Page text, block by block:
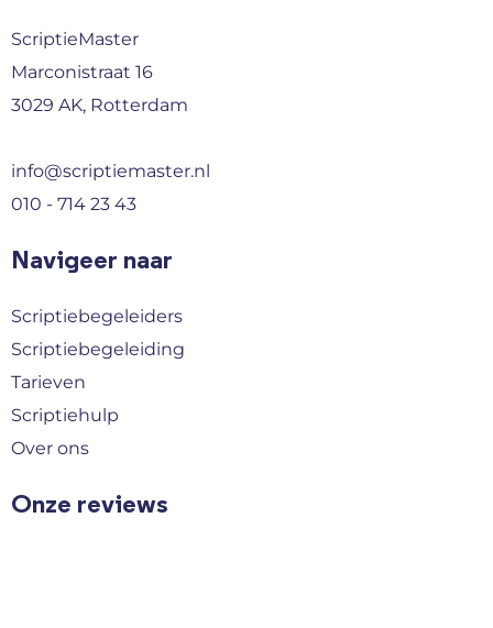
ScriptieMaster
Marconistraat 16
3029 AK, Rotterdam
info@scriptiemaster.nl
010 - 714 23 43
Navigeer naar
Scriptiebegeleiders
Scriptiebegeleiding
Tarieven
Scriptiehulp
Over ons
Onze reviews